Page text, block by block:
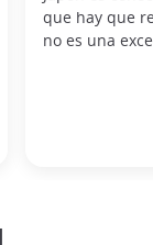
que hay que
no es una